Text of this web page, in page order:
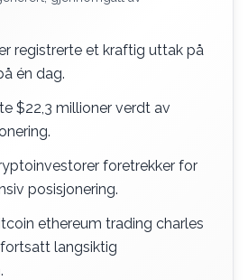
registrerte et kraftig uttak på
én dag.
$22,3 millioner verdt av
foretrekker for
posisjonering.
ethereum trading charles
langsiktig